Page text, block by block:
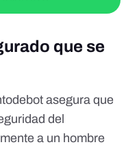
que se
asegura que
del
a un hombre